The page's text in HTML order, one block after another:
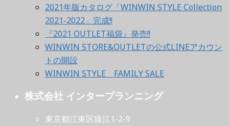
2021年版カタログ「WINWIN STYLE Collection
2021-2022」完成!!
『2021 OUTLET福袋』発売!!
WINWIN STORE&OUTLETの公式LINEアカウン
トの開設
WINWIN STYLE FAMILY SALE
株式会社 インタープランニング
東京都江東区猿江1-2-9